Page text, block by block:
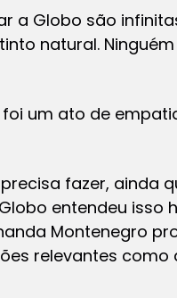
a Globo são
natural.
um ato de
fazer, ainda
entendeu
Montenegro
relevantes